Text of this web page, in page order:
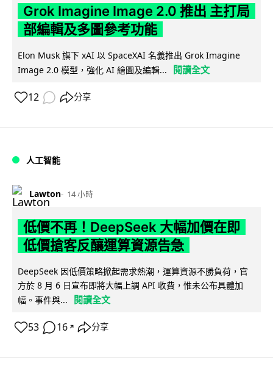
Grok Imagine Image 2.0 推出 主打局
部編輯及多圖參考功能
Elon Musk 旗下 xAI 以 SpaceXAI 名義推出 Grok Imagine
Image 2.0 模型，強化 AI 繪圖及編輯...
閱讀全文
12 分享
人工智能
Lawton 14 小時
低價不再！DeepSeek 大幅加價在即
低價搶客反釀運算資源告急
DeepSeek 因低價策略掀起需求熱潮，運算資源不勝負荷，官
方於 8 月 6 日宣布即將大幅上調 API 收費，惟未公布具體加
幅。事件與...
閱讀全文
53 16 ↗ 分享